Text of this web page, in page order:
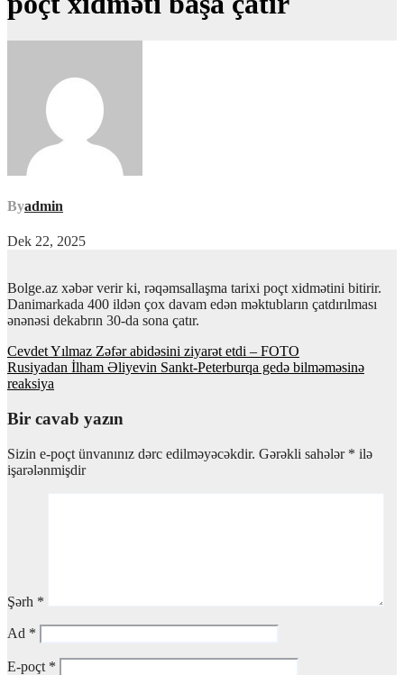
Byadmin
Dek 22, 2025
Bolge.az xəbər verir ki, rəqəmsallaşma tarixi poçt xidmətini bitirir.
Danimarkada 400 ildən çox davam edən məktubların çatdırılması
ənənəsi dekabrın 30-da sona çatır.
Yazı
naviqasiyası
Cevdet Yılmaz Zəfər abidəsini ziyarət etdi – FOTO
Rusiyadan İlham Əliyevin Sankt-Peterburqa gedə bilməməsinə
reaksiya
Bir cavab yazın
Sizin e-poçt ünvanınız dərc edilməyəcəkdir. Gərəkli sahələr * ilə
işarələnmişdir
Şərh *
Ad *
E-poçt *